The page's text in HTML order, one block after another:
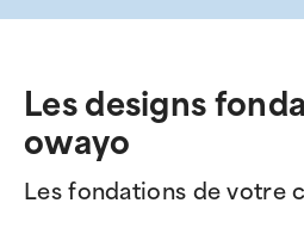
Les designs
owayo
Les fondations de votre